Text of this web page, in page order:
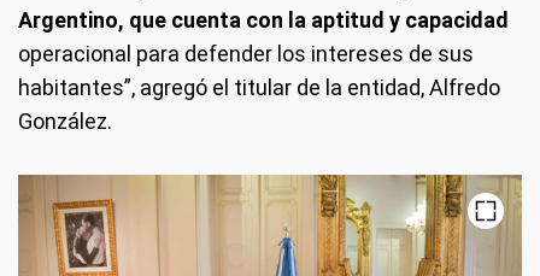
Argentino, que cuenta con la aptitud y capacidad
operacional para defender los intereses de sus
habitantes”, agregó el titular de la entidad, Alfredo
González.